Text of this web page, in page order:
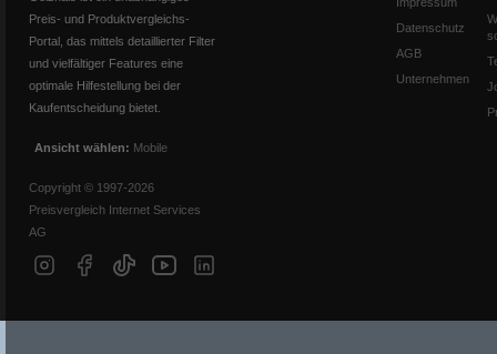
Preis- und Produktvergleichs-
Portal, das mittels detaillierter Filter
und vielfältiger Features eine
optimale Hilfestellung bei der
Kaufentscheidung bietet.
Ansicht wählen: Mobile
Copyright © 1997-2026
Preisvergleich Internet Services
AG
Datenschutz
AGB
Unternehmen